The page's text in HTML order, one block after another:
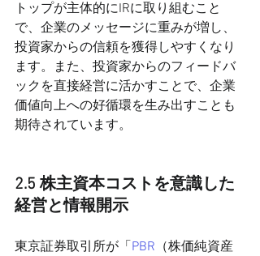
トップが主体的にIRに取り組むこと
で、企業のメッセージに重みが増し、
投資家からの信頼を獲得しやすくなり
ます。また、投資家からのフィードバ
ックを直接経営に活かすことで、企業
価値向上への好循環を生み出すことも
期待されています。
2.5 株主資本コストを意識した
経営と情報開示
東京証券取引所が「 PBR （株価純資産